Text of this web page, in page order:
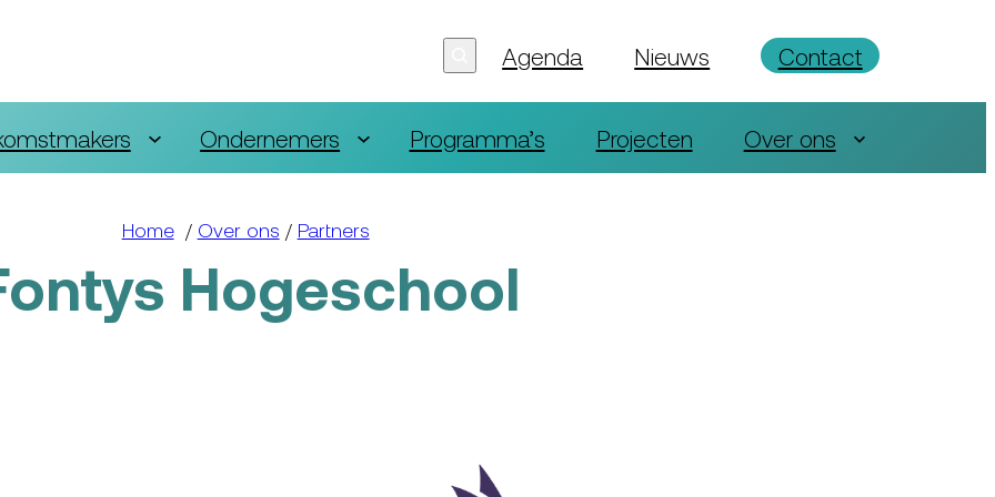
Agenda Nieuws Contact
Ondernemers Programma’s Projecten Over ons
Home/ Over ons / Partners
Hogeschool